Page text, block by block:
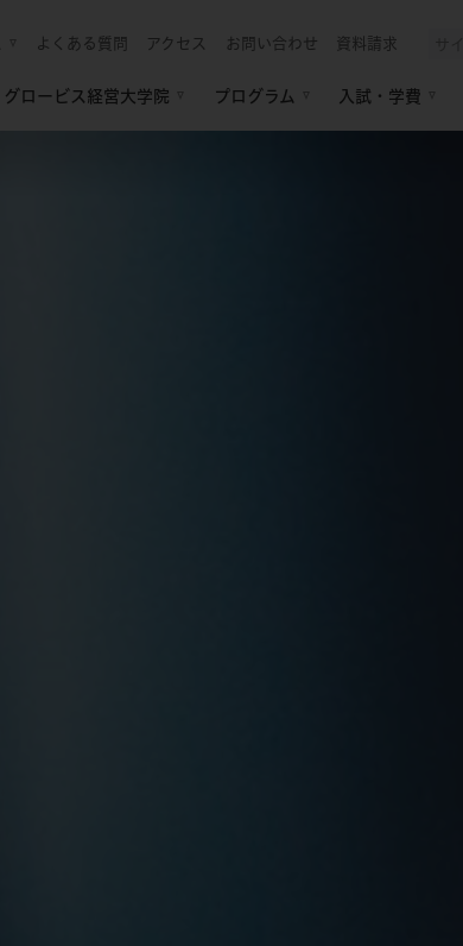
よくある質問 アクセス お問い合わせ 資料請求
グロービス経営大学院 プログラム 入試・学費